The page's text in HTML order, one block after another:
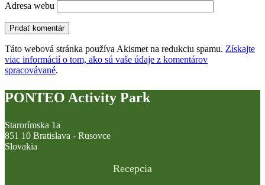
Adresa webu
Táto webová stránka používa Akismet na redukciu spamu. Získajte
viac informácií o tom, ako sú vaše údaje z komentárov
spracovávané.
PONTEO Activity Park
Starorímska 1a
851 10 Bratislava - Rusovce
Slovakia
Recepcia